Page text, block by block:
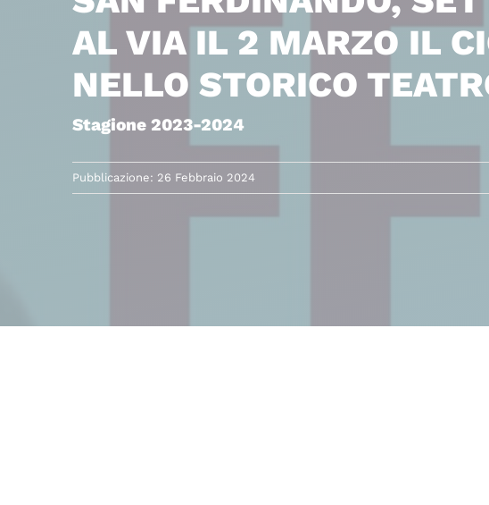
AL VIA IL 2 MARZO IL
NELLO STORICO
Stagione 2023-2024
Pubblicazione: 26 Febbraio 2024